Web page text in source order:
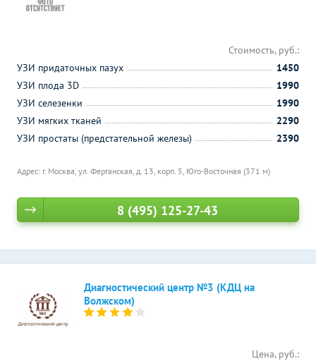
Адрес: г. Москва, ул. Ферганская, д. 13, корп. 5, Юго-Восточная (371 м)
Стоимость, руб.:
УЗИ придаточных пазух
1450
УЗИ плода 3D
1990
УЗИ селезенки
1990
УЗИ мягких тканей
2290
УЗИ простаты (предстательной железы)
2390
8 (495) 125-27-43
Диагностический центр №3 (КДЦ на
Волжском)
Цена, руб.: